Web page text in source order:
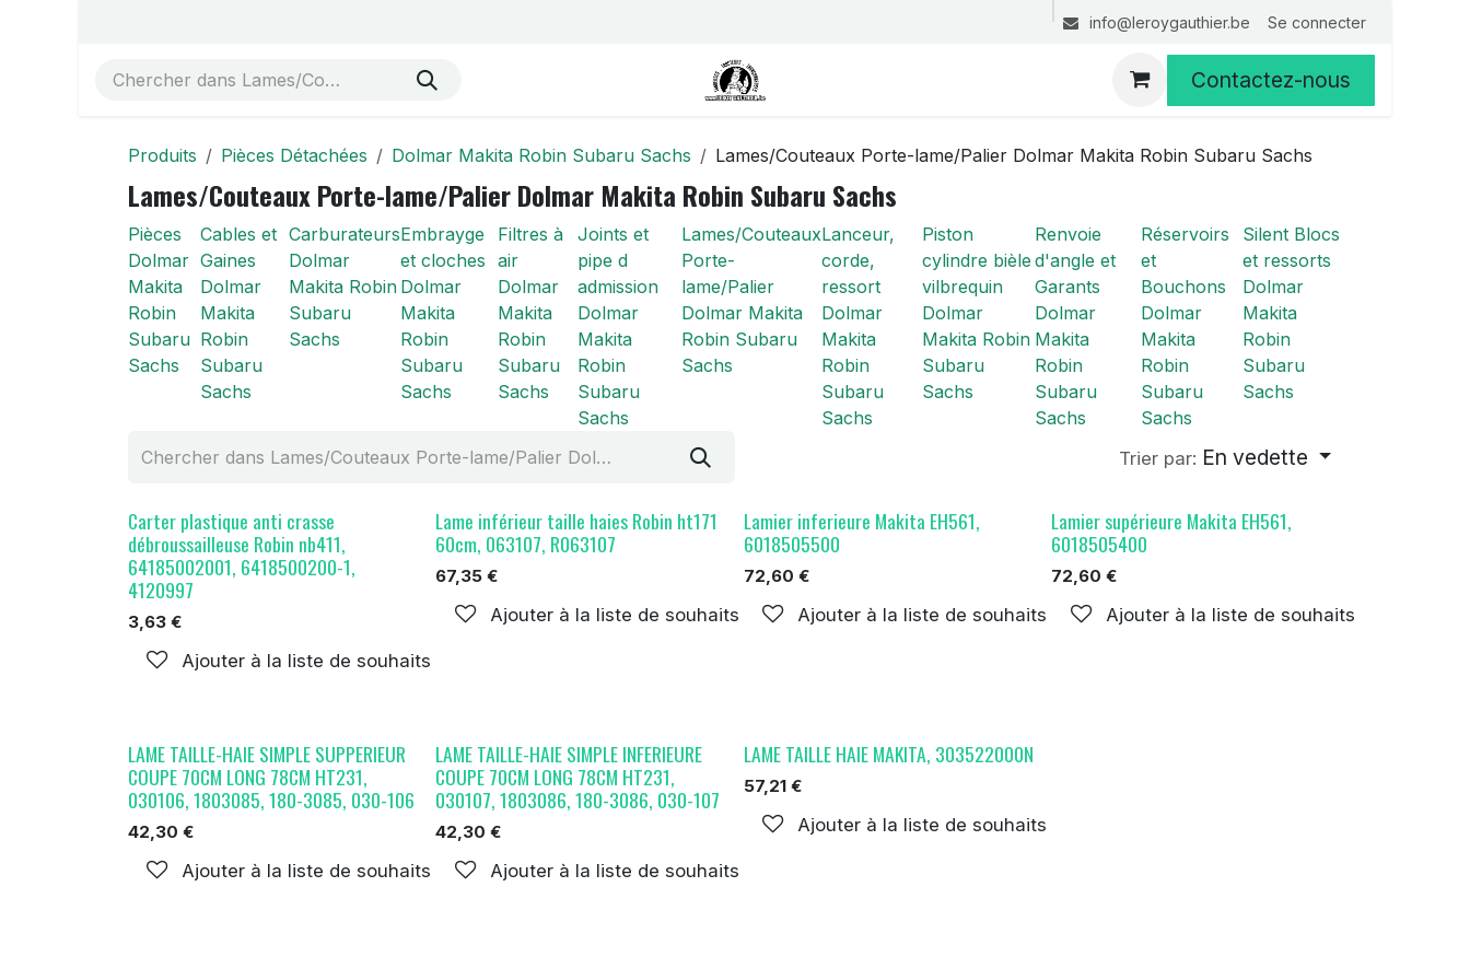
info@leroygauthier.be Se connecter
Contactez-nous
Produits Pièces Détachées Dolmar Makita Robin Subaru Sachs Lames/Couteaux Porte-lame/Palier Dolmar Makita Robin Subaru Sachs
Lames/Couteaux Porte-lame/Palier Dolmar Makita Robin Subaru Sachs
Pièces
Dolmar
Makita
Robin
Subaru
Sachs
Cables et
Gaines
Dolmar
Makita
Robin
Subaru
Sachs
Carburateurs
Dolmar
Makita Robin
Subaru
Sachs
Embrayge
et cloches
Dolmar
Makita
Robin
Subaru
Sachs
Filtres à
air
Dolmar
Makita
Robin
Subaru
Sachs
Joints et
pipe d
admission
Dolmar
Makita
Robin
Subaru
Sachs
Lames/Couteaux
Porte-
lame/Palier
Dolmar Makita
Robin Subaru
Sachs
Lanceur,
corde,
ressort
Dolmar
Makita
Robin
Subaru
Sachs
Piston
cylindre bièle
vilbrequin
Dolmar
Makita Robin
Subaru
Sachs
Renvoie
d'angle et
Garants
Dolmar
Makita
Robin
Subaru
Sachs
Réservoirs
et
Bouchons
Dolmar
Makita
Robin
Subaru
Sachs
Silent Blocs
et ressorts
Dolmar
Makita
Robin
Subaru
Sachs
Trier par: En vedette
Carter plastique anti crasse
débroussailleuse Robin nb411,
64185002001, 6418500200-1,
4120997
3,63 €
Ajouter à la liste de souhaits
Lame inférieur taille haies Robin ht171
60cm, 063107, R063107
67,35 €
Ajouter à la liste de souhaits
Lamier inferieure Makita EH561,
6018505500
72,60 €
Ajouter à la liste de souhaits
Lamier supérieure Makita EH561,
6018505400
72,60 €
Ajouter à la liste de souhaits
LAME TAILLE-HAIE SIMPLE SUPPERIEUR
COUPE 70CM LONG 78CM HT231,
030106, 1803085, 180-3085, 030-106
42,30 €
Ajouter à la liste de souhaits
LAME TAILLE-HAIE SIMPLE INFERIEURE
COUPE 70CM LONG 78CM HT231,
030107, 1803086, 180-3086, 030-107
42,30 €
Ajouter à la liste de souhaits
LAME TAILLE HAIE MAKITA, 303522000N
57,21€
Ajouter à la liste de souhaits